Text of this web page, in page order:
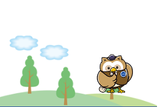
タイトル
クリーンアップキャンペーン
飯田市大宮桜並木清掃活動
姫路城みどりの美化キャンペーン
クリーン作戦 岡山